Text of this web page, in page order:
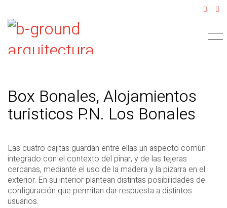
Box Bonales, Alojamientos
turisticos P.N. Los Bonales
Las cuatro cajitas guardan entre ellas un aspecto común
integrado con el contexto del pinar, y de las tejeras
cercanas, mediante el uso de la madera y la pizarra en el
exterior. En su interior plantean distintas posibilidades de
configuración que permitan dar respuesta a distintos
usuarios.